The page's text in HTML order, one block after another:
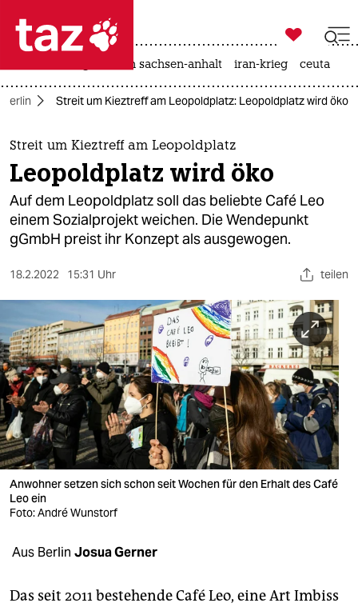
 taz zahl ich
taz zahl ich
themen
politik
öko
gesellschaft
sport
berlin
nord
wahrheit
verlag
verlag
shop
fragen & hilfe

taz zahl ich
landtagswahl in sachsen-anhalt iran-krieg ceuta
Berlin Streit um Kieztreff am Leopoldplatz: Leopoldplatz wird öko
Streit um Kieztreff am Leopoldplatz
Leopoldplatz wird öko
Auf dem Leopoldplatz soll das beliebte Café Leo
einem Sozialprojekt weichen. Die Wendepunkt
gGmbH preist ihr Konzept als ausgewogen.
18.2.2022 15:31 Uhr teilen
Anwohner setzen sich schon seit Wochen für den Erhalt des Café
Leo ein
Foto: André Wunstorf
Aus Berlin Josua Gerner
Das seit 2011 bestehende Café Leo, eine Art Imbiss